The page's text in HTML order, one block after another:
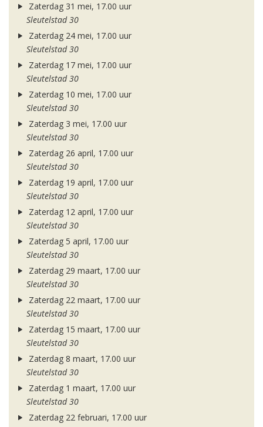
Zaterdag 31 mei, 17.00 uur
Sleutelstad 30
Zaterdag 24 mei, 17.00 uur
Sleutelstad 30
Zaterdag 17 mei, 17.00 uur
Sleutelstad 30
Zaterdag 10 mei, 17.00 uur
Sleutelstad 30
Zaterdag 3 mei, 17.00 uur
Sleutelstad 30
Zaterdag 26 april, 17.00 uur
Sleutelstad 30
Zaterdag 19 april, 17.00 uur
Sleutelstad 30
Zaterdag 12 april, 17.00 uur
Sleutelstad 30
Zaterdag 5 april, 17.00 uur
Sleutelstad 30
Zaterdag 29 maart, 17.00 uur
Sleutelstad 30
Zaterdag 22 maart, 17.00 uur
Sleutelstad 30
Zaterdag 15 maart, 17.00 uur
Sleutelstad 30
Zaterdag 8 maart, 17.00 uur
Sleutelstad 30
Zaterdag 1 maart, 17.00 uur
Sleutelstad 30
Zaterdag 22 februari, 17.00 uur